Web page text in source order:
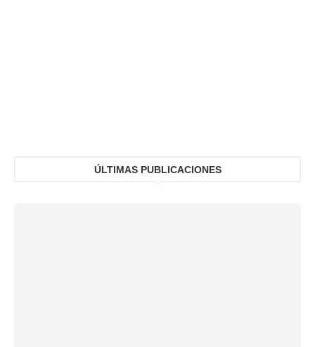
ÚLTIMAS PUBLICACIONES